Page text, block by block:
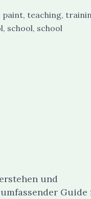
und